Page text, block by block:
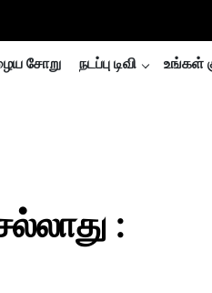
சோறு நடப்பு டிவி உங்கள்
: